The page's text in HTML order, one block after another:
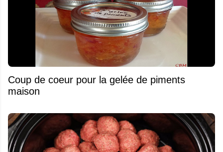
Coup de coeur pour la gelée de piments
maison